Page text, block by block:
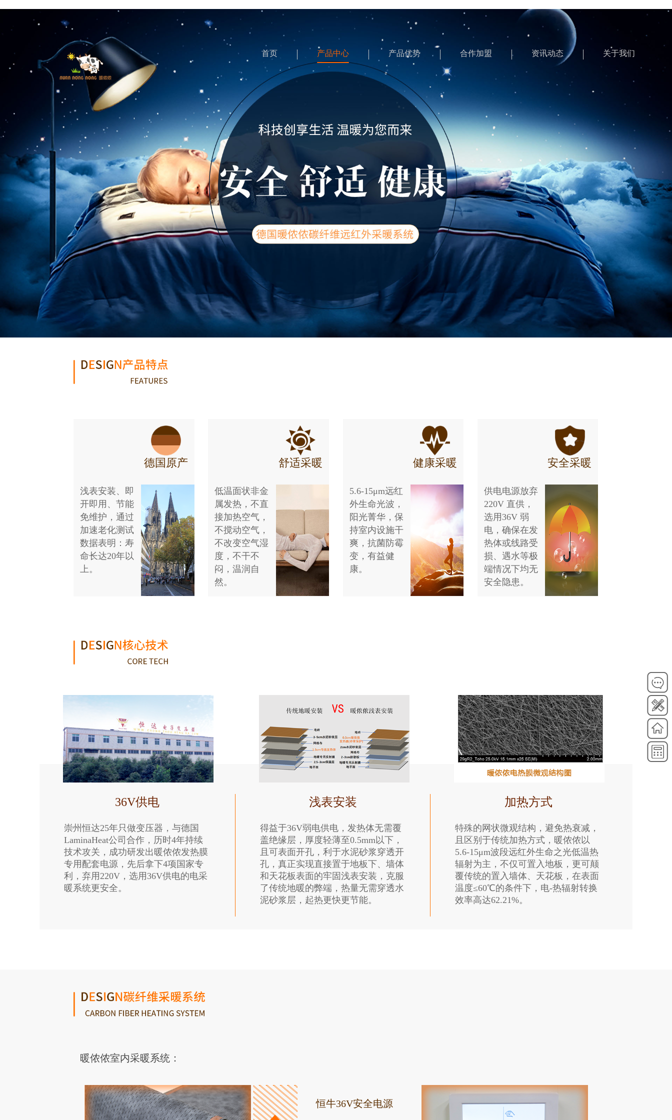
首页 产品中心 产品优势 合作加盟 资讯动态 关于我们
德国原产
浅表安装、即
开即用、节能
免维护，通过
加速老化测试
数据表明：寿
命长达20年以
上。
舒适采暖
低温面状非金
属发热，不直
接加热空气，
不搅动空气，
不改变空气湿
度，不干不
闷，温润自
然。
健康采暖
5.6-15μm远红
外生命光波，
阳光菁华，保
持室内设施干
爽，抗菌防霉
变，有益健
康。
安全采暖
供电电源放弃
220V 直供，
选用36V 弱
电，确保在发
热体或线路受
损、遇水等极
端情况下均无
安全隐患。
36V供电
崇州恒达25年只做变压器，与德国
LaminaHeat公司合作，历时4年持续
技术攻关，成功研发出暖侬侬发热膜
专用配套电源，先后拿下4项国家专
利，弃用220V，选用36V供电的电采
暖系统更安全。
浅表安装
得益于36V弱电供电，发热体无需覆
盖绝缘层，厚度轻薄至0.5mm以下，
且可表面开孔，利于水泥砂浆穿透开
孔，真正实现直接置于地板下、墙体
和天花板表面的牢固浅表安装，克服
了传统地暖的弊端，热量无需穿透水
泥砂浆层，起热更快更节能。
加热方式
特殊的网状微观结构，避免热衰减，
且区别于传统加热方式，暖侬侬以
5.6-15μm波段远红外生命之光低温热
辐射为主，不仅可置入地板，更可颠
覆传统的置入墙体、天花板，在表面
温度≤60℃的条件下，电-热辐射转换
效率高达62.21%。
暖侬侬室内采暖系统：
恒牛36V安全电源